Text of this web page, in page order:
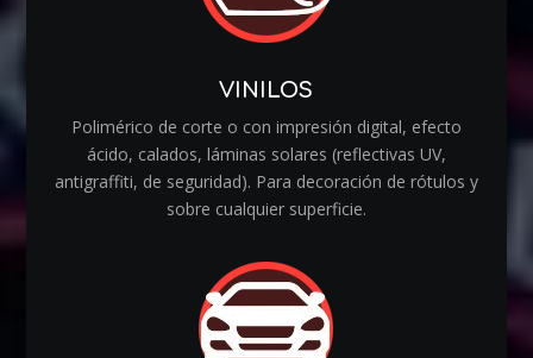
VINILOS
Polimérico de corte o con impresión digital, efecto
ácido, calados, láminas solares (reflectivas UV,
antigraffiti, de seguridad). Para decoración de rótulos y
sobre cualquier superficie.